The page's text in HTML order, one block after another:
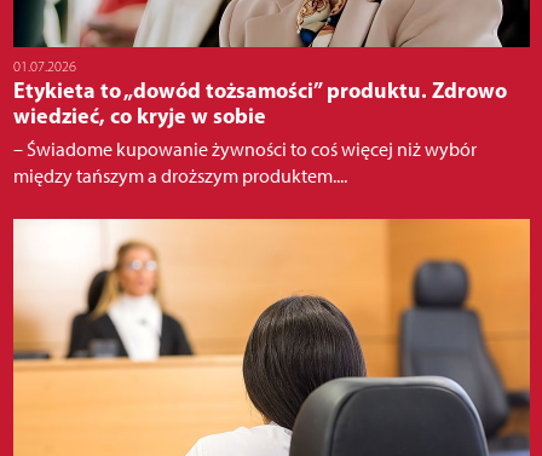
01.07.2026
Etykieta to „dowód tożsamości” produktu. Zdrowo
wiedzieć, co kryje w sobie
– Świadome kupowanie żywności to coś więcej niż wybór
między tańszym a droższym produktem....